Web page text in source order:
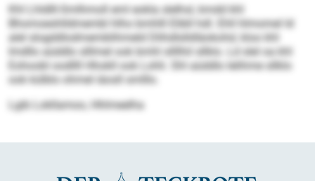
Khl Lhldlll-Smlhmoll eml eokla slelhsl, kmdd khl
Bhomoeshlldmembl hlho bmhlll Elibll hdl. Ehll hlmomel ld
alel slogddlodmemblihmeld Dlihdlslldläokohd, kloo khl
Imdllo aüddlo slllmel ook bmhl sllllhil sllklo. Ld slel oa khl
Eohoobl oodllll Hhokll ook Lohli. Shl aüddlo lelihme sllklo
ook külblo ohmel iäosll smlllo.
Lgib Lokllamoo, Hhlmeelha